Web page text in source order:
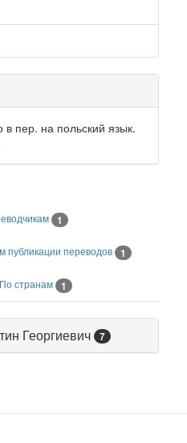
в пер. на польский язык.
1
публикации переводов 1
По странам 1
Георгиевич 7